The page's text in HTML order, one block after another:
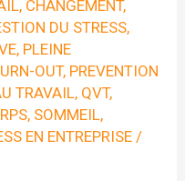
, CHANGEMENT,
DU STRESS,
, PLEINE
OUT, PREVENTION
TRAVAIL, QVT,
RPS, SOMMEIL,
EN ENTREPRISE /